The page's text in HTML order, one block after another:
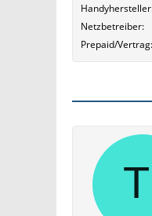
Handyhersteller
Netzbetreiber
Prepaid/Vertrag